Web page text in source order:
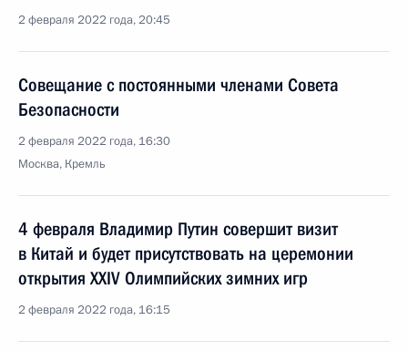
2 февраля 2022 года, 20:45
Совещание с постоянными членами Совета
Безопасности
2 февраля 2022 года, 16:30
Москва, Кремль
4 февраля Владимир Путин совершит визит
в Китай и будет присутствовать на церемонии
открытия XXIV Олимпийских зимних игр
2 февраля 2022 года, 16:15